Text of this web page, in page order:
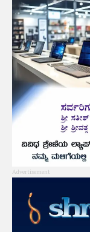
Advertisement